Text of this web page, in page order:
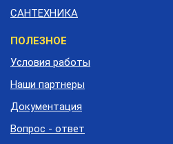
САНТЕХНИКА
Меню
подвала
ПОЛЕЗНОЕ
Условия работы
Наши партнеры
Документация
Вопрос - ответ